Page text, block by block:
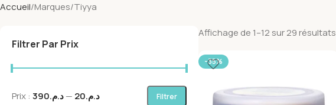
Accueil Marques Tiyya
Filtrer Par Prix
Filtrer
Prix : د.م.20 —د.م.390
Affichage de 1–12 sur 29 résultats
-35%